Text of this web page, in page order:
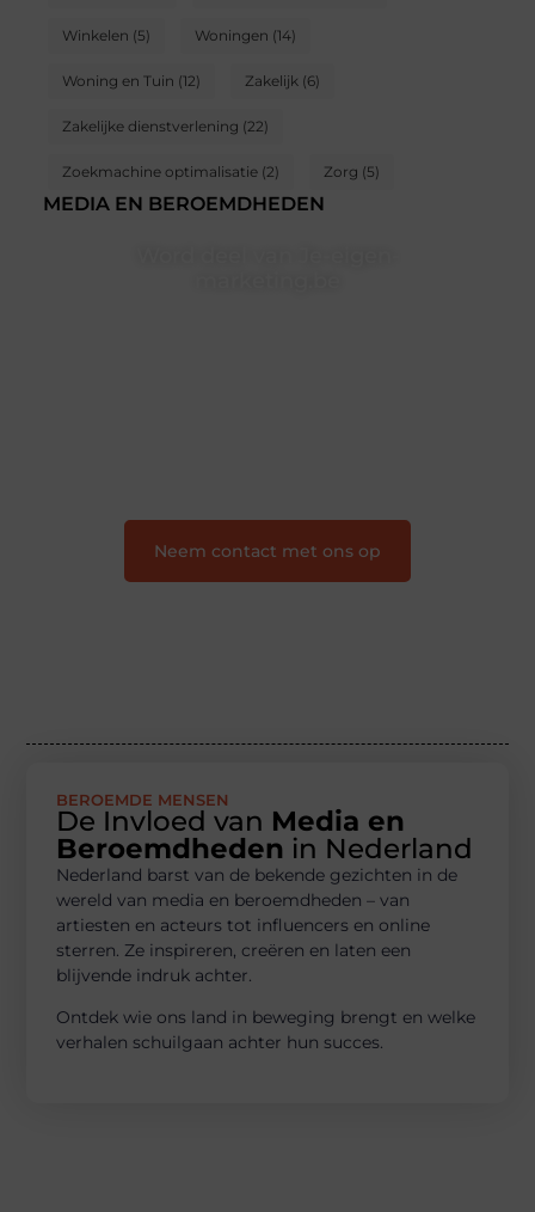
Winkelen (5) Woningen (14)
Woning en Tuin (12) Zakelijk (6)
Zakelijke dienstverlening (22)
Zoekmachine optimalisatie(2) Zorg (5)
MEDIA EN BEROEMDHEDEN
Neem contact met ons op
BEROEMDE MENSEN
De Invloed van Media en
Beroemdheden in Nederland
Nederland barst van de bekende gezichten in de
wereld van media en beroemdheden – van
artiesten en acteurs tot influencers en online
sterren. Ze inspireren, creëren en laten een
blijvende indruk achter.
Ontdek wie ons land in beweging brengt en welke
verhalen schuilgaan achter hun succes.